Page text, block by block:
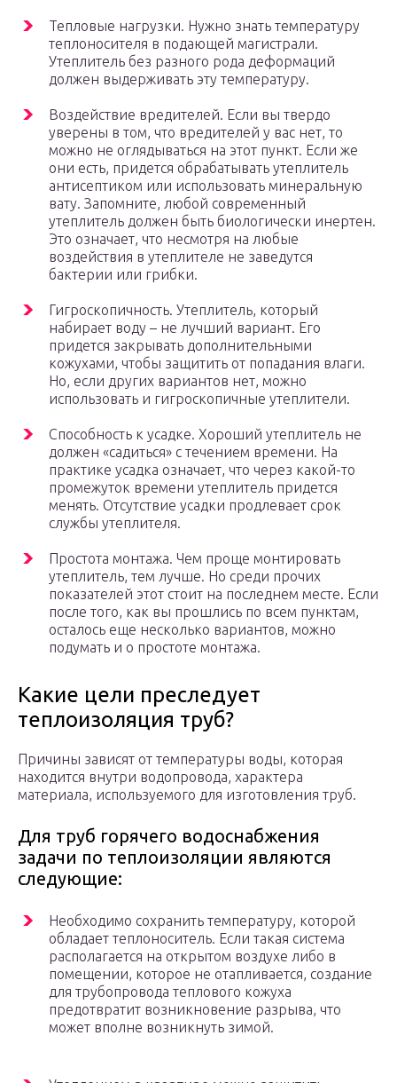
Тепловые нагрузки. Нужно знать температуру
теплоносителя в подающей магистрали.
Утеплитель без разного рода деформаций
должен выдерживать эту температуру.
Воздействие вредителей. Если вы твердо
уверены в том, что вредителей у вас нет, то
можно не оглядываться на этот пункт. Если же
они есть, придется обрабатывать утеплитель
антисептиком или использовать минеральную
вату. Запомните, любой современный
утеплитель должен быть биологически инертен.
Это означает, что несмотря на любые
воздействия в утеплителе не заведутся
бактерии или грибки.
Гигроскопичность. Утеплитель, который
набирает воду – не лучший вариант. Его
придется закрывать дополнительными
кожухами, чтобы защитить от попадания влаги.
Но, если других вариантов нет, можно
использовать и гигроскопичные утеплители.
Способность к усадке. Хороший утеплитель не
должен «садиться» с течением времени. На
практике усадка означает, что через какой-то
промежуток времени утеплитель придется
менять. Отсутствие усадки продлевает срок
службы утеплителя.
Простота монтажа. Чем проще монтировать
утеплитель, тем лучше. Но среди прочих
показателей этот стоит на последнем месте. Если
после того, как вы прошлись по всем пунктам,
осталось еще несколько вариантов, можно
подумать и о простоте монтажа.
Какие цели преследует
теплоизоляция труб?
Причины зависят от температуры воды, которая
находится внутри водопровода, характера
материала, используемого для изготовления труб.
Для труб горячего водоснабжения
задачи по теплоизоляции являются
следующие:
Необходимо сохранить температуру, которой
обладает теплоноситель. Если такая система
располагается на открытом воздухе либо в
помещении, которое не отапливается, создание
для трубопровода теплового кожуха
предотвратит возникновение разрыва, что
может вполне возникнуть зимой.